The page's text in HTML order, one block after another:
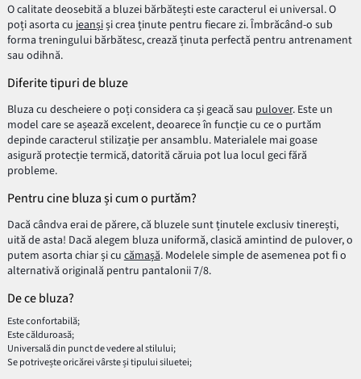
O calitate deosebită a bluzei bărbătești este caracterul ei universal. O
poți asorta cu jeanșiși crea ținute pentru fiecare zi. Îmbrăcând-o sub
forma treningului bărbătesc, crează ținuta perfectă pentru antrenament
sau odihnă.
Diferite tipuri de bluze
Bluza cu descheiere o poți considera ca și geacă sau pulover. Este un
model care se așează excelent, deoarece în funcție cu ce o purtăm
depinde caracterul stilizație per ansamblu. Materialele mai goase
asigură protecție termică, datorită căruia pot lua locul geci fără
probleme.
Pentru cine bluza și cum o purtăm?
Dacă cândva erai de părere, că bluzele sunt ținutele exclusiv tinerești,
uită de asta! Dacă alegem bluza uniformă, clasică amintind de pulover, o
putem asorta chiar și cu cămașă. Modelele simple de asemenea pot fi o
alternativă originală pentru pantalonii 7/8.
De ce bluza?
Este confortabilă;
Este călduroasă;
Universală din punct de vedere al stilului;
Se potrivește oricărei vârste și tipului siluetei;